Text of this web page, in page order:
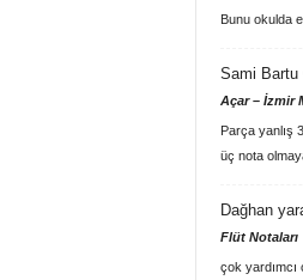
Bunu okulda
Sami Bartu
Açar – İzmir
Parça yanlış
üç nota
Dağhan
Flüt Notaları
çok